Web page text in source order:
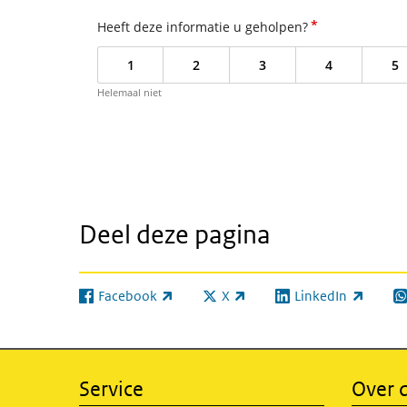
Heeft deze informatie u geholpen?*
1 2 3 4 5
Helemaal niet
Deel deze pagina
Facebook
(externe link) X
(externe link) LinkedIn
(externe link)
Service Over